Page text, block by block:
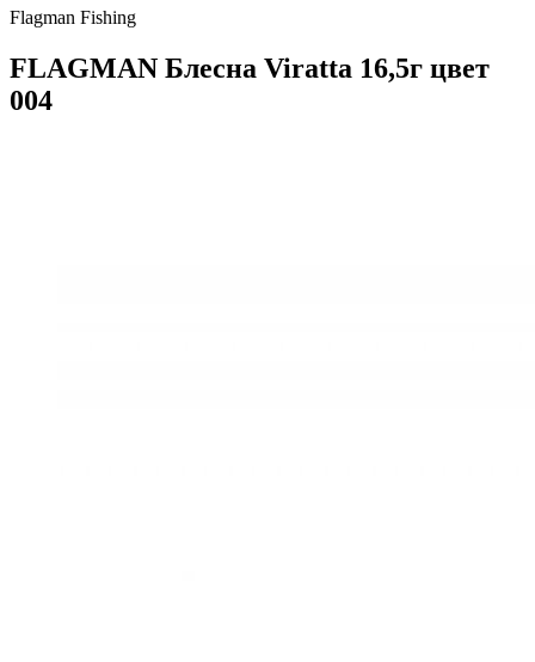
Flagman Fishing
FLAGMAN Блесна Viratta 16,5г цвет
004